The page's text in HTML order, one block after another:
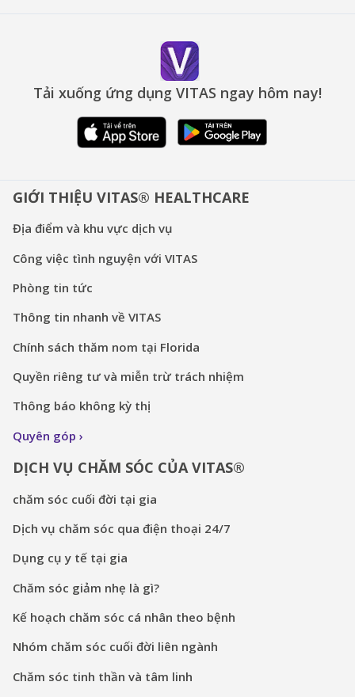
Tải xuống ứng dụng VITAS ngay hôm nay!
GIỚI THIỆU VITAS® HEALTHCARE
Địa điểm và khu vực dịch vụ
Công việc tình nguyện với VITAS
Phòng tin tức
Thông tin nhanh về VITAS
Chính sách thăm nom tại Florida
Quyền riêng tư và miễn trừ trách nhiệm
Thông báo không kỳ thị
Quyên góp
DỊCH VỤ CHĂM SÓC CỦA VITAS®
chăm sóc cuối đời tại gia
Dịch vụ chăm sóc qua điện thoại 24/7
Dụng cụ y tế tại gia
Chăm sóc giảm nhẹ là gì?
Kế hoạch chăm sóc cá nhân theo bệnh
Nhóm chăm sóc cuối đời liên ngành
Chăm sóc tinh thần và tâm linh